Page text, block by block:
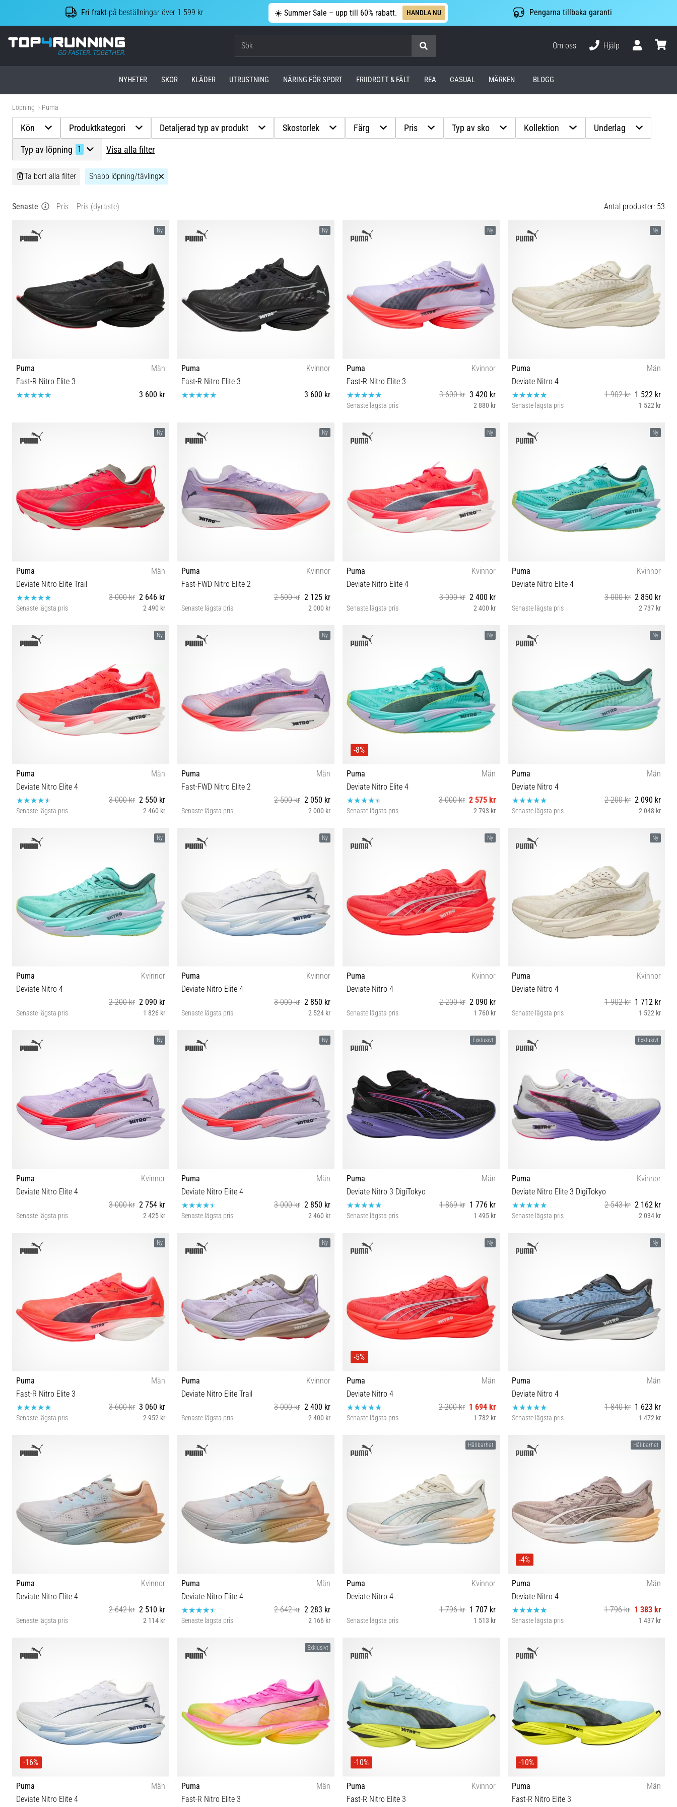
Fri frakt på beställningar över 1 599 kr ☀️ Summer Sale – upp till 60% rabatt. HANDLA NU Pengarna tillbaka garanti
Top4Running.se
Om oss
Hjälp
NYHETER SKOR KLÄDER UTRUSTNING NÄRING FÖR SPORT FRIIDROTT & FÄLT REA CASUAL MÄRKEN BLOGG
Löpning Puma
Kön Produktkategori Detaljerad typ av produkt Skostorlek Färg Pris Typ av sko Kollektion Underlag
Typ av löpning 1 Visa alla filter
Ta bort alla filter Snabb löpning/tävling
Senaste Pris Pris (dyraste) Antal produkter: 53
Ny
Puma
Män
Fast-R Nitro Elite 3
3 600 kr
Ny
Puma
Kvinnor
Fast-R Nitro Elite 3
3 600 kr
Ny
Puma
Kvinnor
Fast-R Nitro Elite 3
3 600 kr 3 420 kr
Senaste lägsta pris 2 880 kr
Ny
Puma
Män
Deviate Nitro 4
1 902 kr 1 522 kr
Senaste lägsta pris 1 522 kr
Ny
Puma
Män
Deviate Nitro Elite Trail
3 000 kr 2 646 kr
Senaste lägsta pris 2 490 kr
Ny
Puma
Kvinnor
Fast-FWD Nitro Elite 2
2 500 kr 2 125 kr
Senaste lägsta pris 2 000 kr
Ny
Puma
Kvinnor
Deviate Nitro Elite 4
3 000 kr 2 400 kr
Senaste lägsta pris 2 400 kr
Ny
Puma
Kvinnor
Deviate Nitro Elite 4
3 000 kr 2 850 kr
Senaste lägsta pris 2 737 kr
Ny
Puma
Män
Deviate Nitro Elite 4
3 000 kr 2 550 kr
Senaste lägsta pris 2 460 kr
41 42 42½ 43 44 44½ 45 46 46½ 47
Ny
Puma
Män
Fast-FWD Nitro Elite 2
2 500 kr 2 050 kr
Senaste lägsta pris 2 000 kr
41 42 42½ 43 44 44½ 45 46 47 48½
Ny
-8%
Puma
Män
Deviate Nitro Elite 4
3 000 kr 2 575 kr
Senaste lägsta pris 2 793 kr
Ny
Puma
Män
Deviate Nitro 4
2 200 kr 2 090 kr
Senaste lägsta pris 2 048 kr
Ny
Puma
Kvinnor
Deviate Nitro 4
2 200 kr 2 090 kr
Senaste lägsta pris 1 826 kr
Ny
Puma
Kvinnor
Deviate Nitro Elite 4
3 000 kr 2 850 kr
Senaste lägsta pris 2 524 kr
Ny
Puma
Kvinnor
Deviate Nitro 4
2 200 kr 2 090 kr
Senaste lägsta pris 1 760 kr
Ny
Puma
Kvinnor
Deviate Nitro 4
1 902 kr 1 712 kr
Senaste lägsta pris 1 522 kr
Ny
Puma
Kvinnor
Deviate Nitro Elite 4
3 000 kr 2 754 kr
Senaste lägsta pris 2 425 kr
Ny
Puma
Män
Deviate Nitro Elite 4
3 000 kr 2 850 kr
Senaste lägsta pris 2 460 kr
Exklusivt
Puma
Män
Deviate Nitro 3 DigiTokyo
1 869 kr 1 776 kr
Senaste lägsta pris 1 495 kr
Exklusivt
Puma
Kvinnor
Deviate Nitro Elite 3 DigiTokyo
2 543 kr 2 162 kr
Senaste lägsta pris 2 034 kr
Ny
Puma
Män
Fast-R Nitro Elite 3
3 600 kr 3 060 kr
Senaste lägsta pris 2 952 kr
41 42 42½ 43 44 44½ 45 46 47 48½
Ny
Puma
Kvinnor
Deviate Nitro Elite Trail
3 000 kr 2 400 kr
Senaste lägsta pris 2 400 kr
Ny
-5%
Puma
Män
Deviate Nitro 4
2 200 kr 1 694 kr
Senaste lägsta pris 1 782 kr
Ny
Puma
Män
Deviate Nitro 4
1 840 kr 1 623 kr
Senaste lägsta pris 1 472 kr
Puma
Kvinnor
Deviate Nitro Elite 4
2 642 kr 2 510 kr
Senaste lägsta pris 2 114 kr
Puma
Män
Deviate Nitro Elite 4
2 642 kr 2 283 kr
Senaste lägsta pris 2 166 kr
41 42 42½ 43 44 44½ 45 46 46½ 47
Hållbarhet
Puma
Kvinnor
Deviate Nitro 4
1 796 kr 1 707 kr
Senaste lägsta pris 1 513 kr
Hållbarhet
-4%
Puma
Män
Deviate Nitro 4
1 796 kr 1 383 kr
Senaste lägsta pris 1 437 kr
41 42 42½ 43 44 44½ 45 46 46½ 47
-16%
Puma
Män
Deviate Nitro Elite 4
Exklusivt
Puma
Män
Fast-R Nitro Elite 3
-10%
Puma
Kvinnor
Fast-R Nitro Elite 3
-10%
Puma
Män
Fast-R Nitro Elite 3